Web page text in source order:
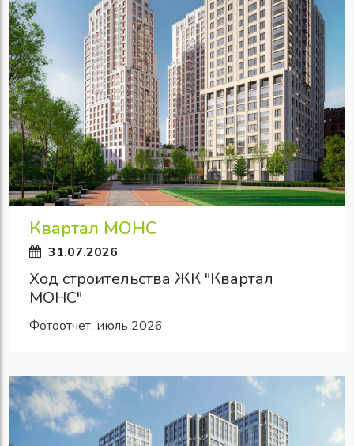
Квартал МОНС
31.07.2026
Ход строительства ЖК "Квартал
МОНС"
Фотоотчет, июль 2026